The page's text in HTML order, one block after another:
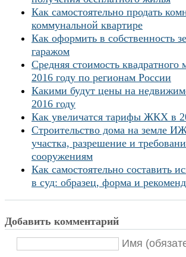
Как самостоятельно продать
коммунальной квартире
Как оформить в собственность
гаражом
Средняя стоимость квадратного
2016 году по регионам России
Какими будут цены на
2016 году
Как увеличатся тарифы ЖКХ в
Строительство дома на земле
участка, разрешение и
сооружениям
Как самостоятельно составить
в суд: образец, форма и
Добавить комментарий
Имя